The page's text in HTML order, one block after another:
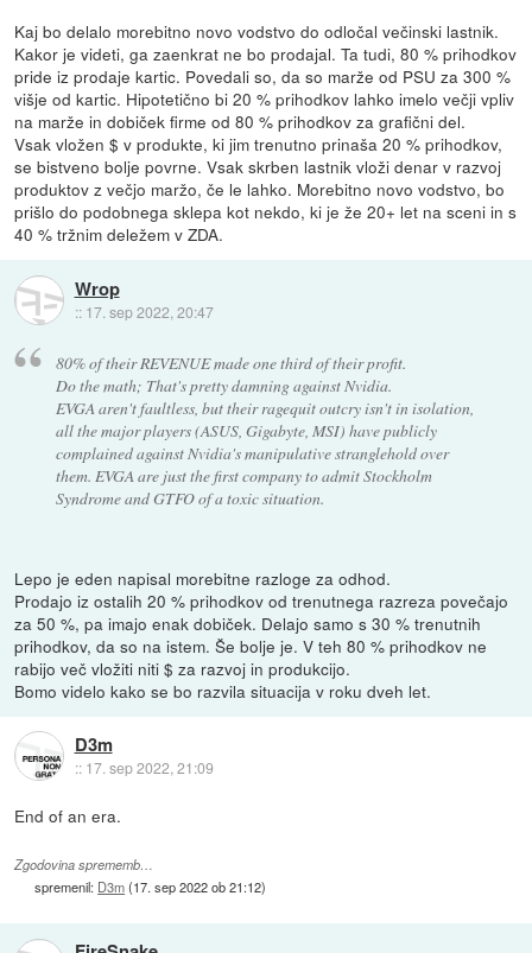
Kaj bo delalo morebitno novo vodstvo do odločal večinski lastnik.
Kakor je videti, ga zaenkrat ne bo prodajal. Ta tudi, 80 % prihodkov
pride iz prodaje kartic. Povedali so, da so marže od PSU za 300 %
višje od kartic. Hipotetično bi 20 % prihodkov lahko imelo večji vpliv
na marže in dobiček firme od 80 % prihodkov za grafični del.
Vsak vložen $ v produkte, ki jim trenutno prinaša 20 % prihodkov,
se bistveno bolje povrne. Vsak skrben lastnik vloži denar v razvoj
produktov z večjo maržo, če le lahko. Morebitno novo vodstvo, bo
prišlo do podobnega sklepa kot nekdo, ki je že 20+ let na sceni in s
40 % tržnim deležem v ZDA.
Wrop
:: 17. sep 2022, 20:47
80% of their REVENUE made one third of their profit.
Do the math; That's pretty damning against Nvidia.
EVGA aren't faultless, but their ragequit outcry isn't in isolation,
all the major players (ASUS, Gigabyte, MSI) have publicly
complained against Nvidia's manipulative stranglehold over
them. EVGA are just the first company to admit Stockholm
Syndrome and GTFO of a toxic situation.
Lepo je eden napisal morebitne razloge za odhod.
Prodajo iz ostalih 20 % prihodkov od trenutnega razreza povečajo
za 50 %, pa imajo enak dobiček. Delajo samo s 30 % trenutnih
prihodkov, da so na istem. Še bolje je. V teh 80 % prihodkov ne
rabijo več vložiti niti $ za razvoj in produkcijo.
Bomo videlo kako se bo razvila situacija v roku dveh let.
D3m
:: 17. sep 2022, 21:09
End of an era.
Zgodovina sprememb…
spremenil: D3m(17. sep 2022 ob 21:12)